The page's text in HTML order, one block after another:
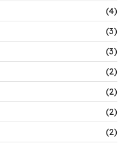
(4)
(3)
(3)
(2)
(2)
(2)
(2)